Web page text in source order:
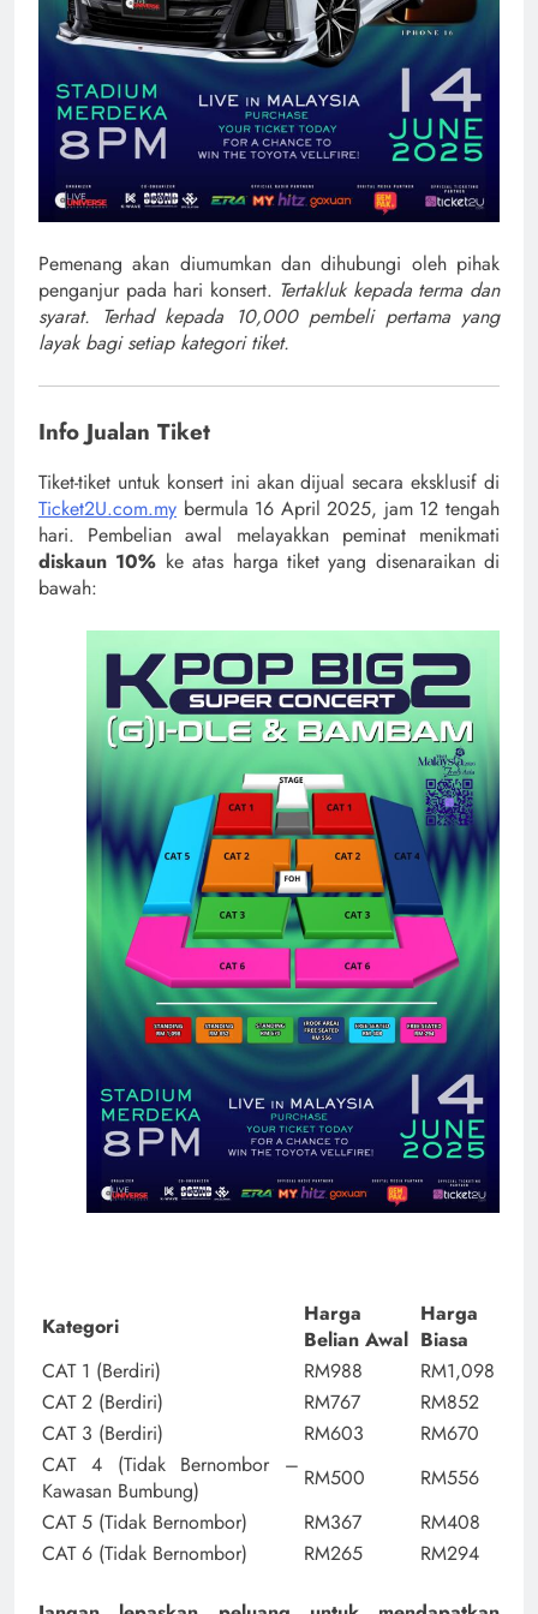
Pemenang akan diumumkan dan dihubungi oleh pihak
penganjur pada hari konsert. Tertakluk kepada terma dan
syarat. Terhad kepada 10,000 pembeli pertama yang
layak bagi setiap kategori tiket.
Info Jualan Tiket
Tiket-tiket untuk konsert ini akan dijual secara eksklusif di
Ticket2U.com.my bermula 16 April 2025, jam 12 tengah
hari. Pembelian awal melayakkan peminat menikmati
diskaun 10% ke atas harga tiket yang disenaraikan di
bawah:
Kategori
Harga
Belian Awal
Harga
Biasa
CAT 1 (Berdiri)
RM988
RM1,098
CAT 2 (Berdiri)
RM767
RM852
CAT 3 (Berdiri)
RM603
RM670
CAT 4 (Tidak Bernombor –
Kawasan Bumbung)
RM500
RM556
CAT 5 (Tidak Bernombor)
RM367
RM408
CAT 6 (Tidak Bernombor)
RM265 RM294